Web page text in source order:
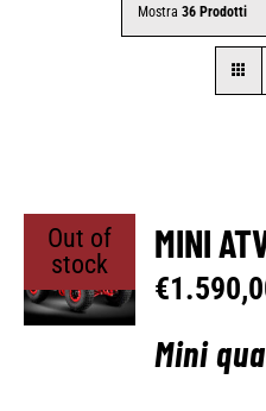
Mostra 36 Prodotti
Out of
stock
MINI
€
Mini